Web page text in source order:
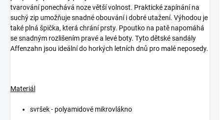
tvarování ponechává noze větší volnost. Praktické zapínání na
suchý zip umožňuje snadné obouvání i dobré utažení. Výhodou je
také plná špička, která chrání prsty. Ppoutko na patě napomáhá
se snadným rozlišením pravé a levé boty. Tyto dětské sandály
Affenzahn jsou ideální do horkých letních dnů pro malé neposedy.
Materiál
svršek - polyamidové mikrovlákno